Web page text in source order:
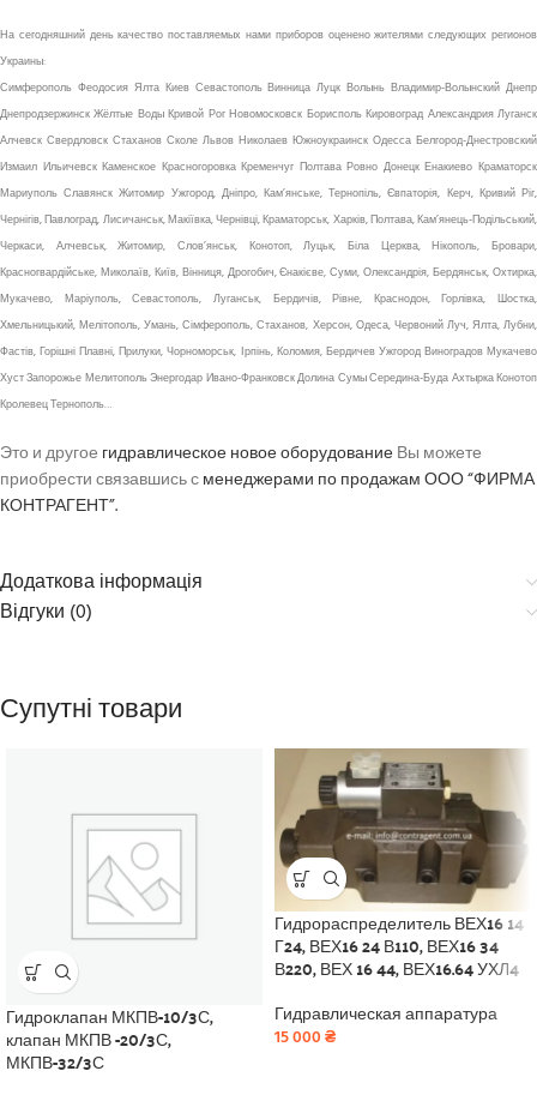
На сегодняшний день качество поставляемых нами приборов оценено жителями следующих регионов
Украины:
Симферополь Феодосия Ялта Киев Севастополь Винница Луцк Волынь Владимир-Волынский Днепр
Днепродзержинск Жёлтые Воды Кривой Рог Новомосковск Борисполь Кировоград Александрия Луганск
Алчевск Свердловск Стаханов Сколе Львов Николаев Южноукраинск Одесса Белгород-Днестровский
Измаил Ильичевск Каменское Красногоровка Кременчуг Полтава Ровно Донецк Енакиево Краматорск
Мариуполь Славянск Житомир Ужгород, Дніпро, Кам’янське, Тернопіль, Євпаторія, Керч, Кривий Ріг,
Чернігів, Павлоград, Лисичанськ, Макіївка, Чернівці, Краматорськ, Харків, Полтава, Кам’янець-Подільський,
Черкаси, Алчевськ, Житомир, Слов’янськ, Конотоп, Луцьк, Біла Церква, Нікополь, Бровари,
Красногвардійське, Миколаїв, Київ, Вінниця, Дрогобич, Єнакієве, Суми, Олександрія, Бердянськ, Охтирка,
Мукачево, Маріуполь, Севастополь, Луганськ, Бердичів, Рівне, Краснодон, Горлівка, Шостка,
Хмельницький, Мелітополь, Умань, Сімферополь, Стаханов, Херсон, Одеса, Червоний Луч, Ялта, Лубни,
Фастів, Горішні Плавні, Прилуки, Чорноморськ, Ірпінь, Коломия, Бердичев Ужгород Виноградов Мукачево
Хуст Запорожье Мелитополь Энергодар Ивано-Франковск Долина Сумы Середина-Буда Ахтырка Конотоп
Кролевец Тернополь…
Это и другое гидравлическое новое оборудованиеВы можете
приобрести связавшись сменеджерами по продажам ООО “ФИРМА
КОНТРАГЕНТ”.
Додаткова інформація
Відгуки (0)
Супутні товари
Гидроклапан МКПВ-10/3С,
клапан МКПВ -20/3С,
МКПВ-32/3С
Гидрораспределитель ВЕХ16 14
Г24, ВЕХ16 24 В110, ВЕХ16 34
В220, ВЕХ 16 44, ВЕХ16.64 УХЛ4
Гидравлическая аппаратура
15 000₴